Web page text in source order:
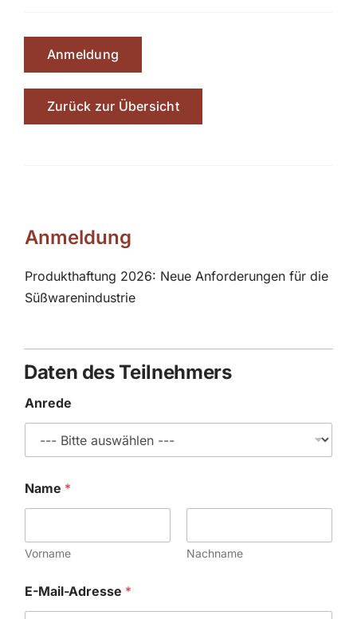
Anmeldung
Zurück zur Übersicht
Anmeldung
Produkthaftung 2026: Neue Anforderungen für die
Süßwarenindustrie
Daten des Teilnehmers
Anrede
Name *
Vorname Nachname
E-Mail-Adresse *